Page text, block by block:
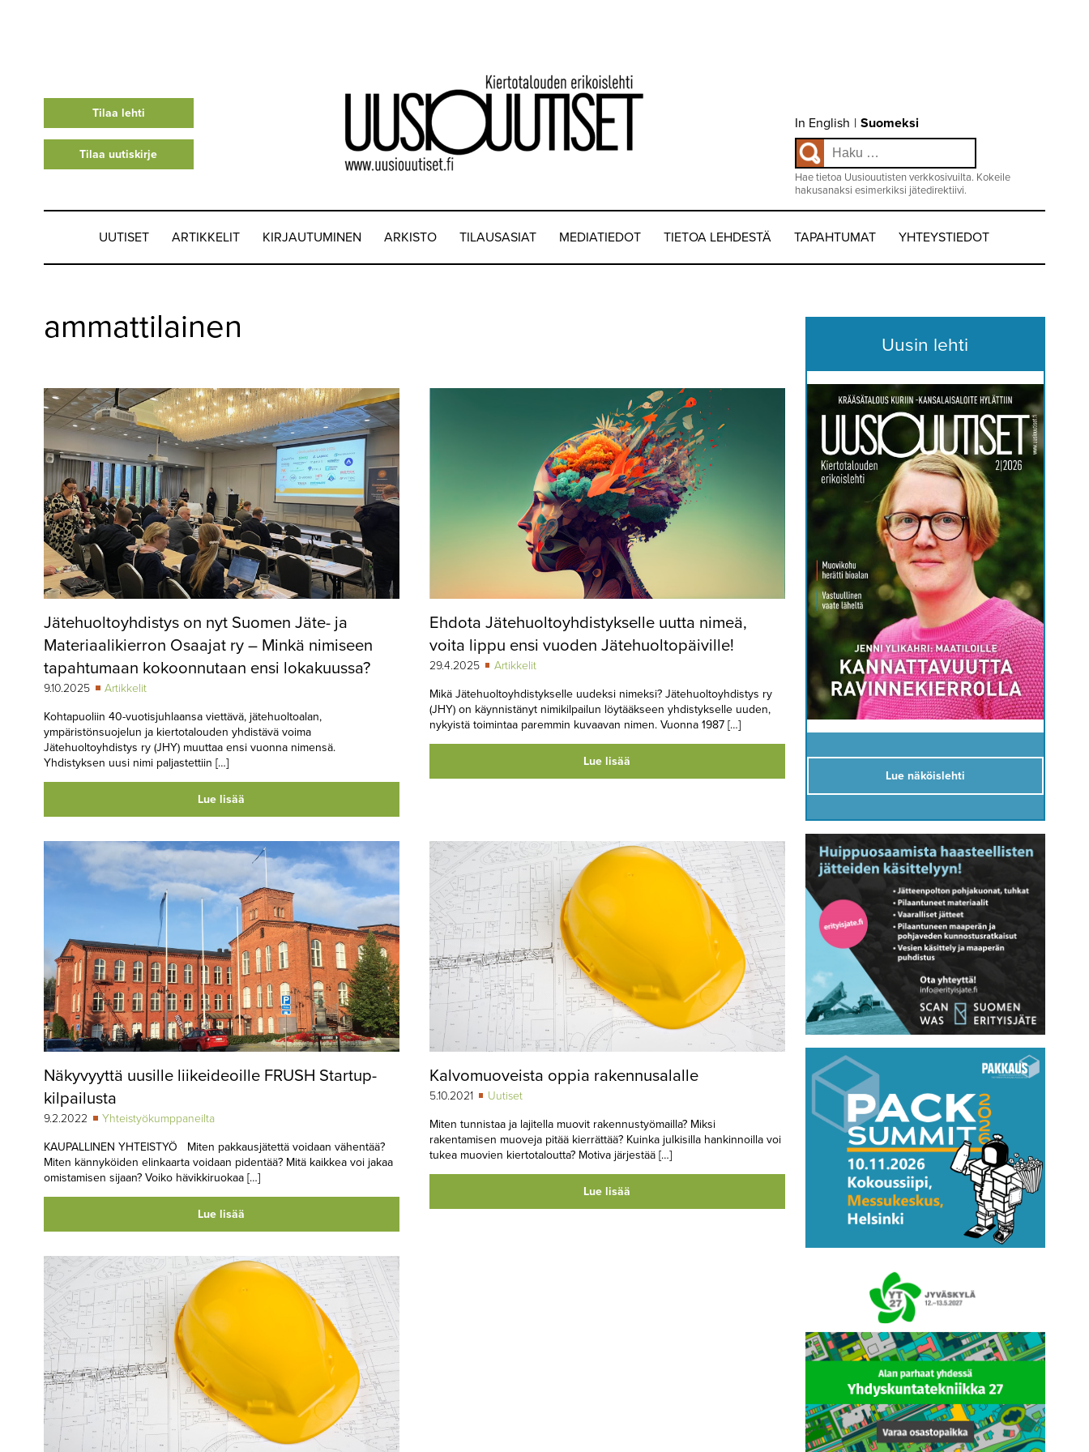
Tilaa lehti
Tilaa uutiskirje
Choose
language
Valitse
kieli:
In English | Suomeksi
Haku:
Hae tietoa Uusiouutisten verkkosivuilta. Kokeile
hakusanaksi esimerkiksi jätedirektiivi.
UUTISET ARTIKKELIT KIRJAUTUMINEN ARKISTO TILAUSASIAT MEDIATIEDOT TIETOA LEHDESTÄ TAPAHTUMAT YHTEYSTIEDOT
ARTIKKELIT
ARKISTO
TILAUSASIAT
MEDIATIEDOT
TIETOA
LEHDESTÄ
TAPAHTUMAT
YHTEYSTIEDOT
ammattilainen
Jätehuoltoyhdistys on nyt Suomen Jäte- ja
Materiaalikierron Osaajat ry – Minkä nimiseen
tapahtumaan kokoonnutaan ensi lokakuussa?
9.10.2025 Artikkelit
Kohtapuoliin 40-vuotisjuhlaansa viettävä, jätehuoltoalan,
ympäristönsuojelun ja kiertotalouden yhdistävä voima
Jätehuoltoyhdistys ry (JHY) muuttaa ensi vuonna nimensä.
Yhdistyksen uusi nimi paljastettiin […]
Lue lisää
Ehdota Jätehuoltoyhdistykselle uutta nimeä,
voita lippu ensi vuoden Jätehuoltopäiville!
29.4.2025 Artikkelit
Mikä Jätehuoltoyhdistykselle uudeksi nimeksi? Jätehuoltoyhdistys ry
(JHY) on käynnistänyt nimikilpailun löytääkseen yhdistykselle uuden,
nykyistä toimintaa paremmin kuvaavan nimen. Vuonna 1987 […]
Lue lisää
Näkyvyyttä uusille liikeideoille FRUSH Startup-
kilpailusta
9.2.2022 Yhteistyökumppaneilta
KAUPALLINEN YHTEISTYÖ Miten pakkausjätettä voidaan vähentää?
Miten kännyköiden elinkaarta voidaan pidentää? Mitä kaikkea voi jakaa
omistamisen sijaan? Voiko hävikkiruokaa […]
Lue lisää
Kalvomuoveista oppia rakennusalalle
5.10.2021 Uutiset
Miten tunnistaa ja lajitella muovit rakennustyömailla? Miksi
rakentamisen muoveja pitää kierrättää? Kuinka julkisilla hankinnoilla voi
tukea muovien kiertotaloutta? Motiva järjestää […]
Lue lisää
Uusin lehti
Lue näköislehti